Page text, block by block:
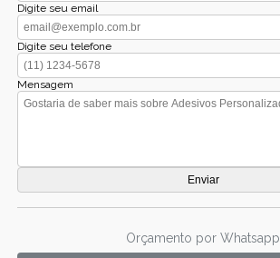
Digite seu email
Digite seu telefone
Mensagem
Orçamento por Whatsapp